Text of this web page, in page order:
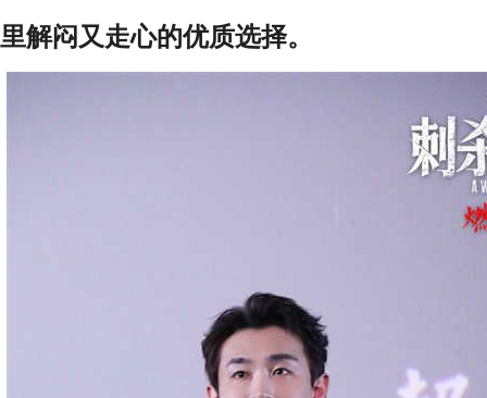
里解闷又走心的优质选择。